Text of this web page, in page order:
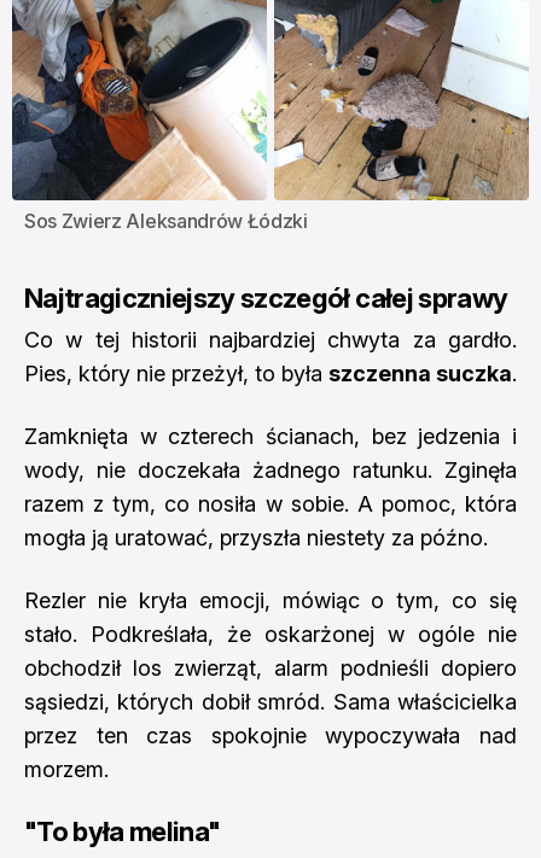
Sos Zwierz Aleksandrów Łódzki
Najtragiczniejszy szczegół całej sprawy
Co w tej historii najbardziej chwyta za gardło.
Pies, który nie przeżył, to była szczenna suczka.
Zamknięta w czterech ścianach, bez jedzenia i
wody, nie doczekała żadnego ratunku. Zginęła
razem z tym, co nosiła w sobie. A pomoc, która
mogła ją uratować, przyszła niestety za późno.
Rezler nie kryła emocji, mówiąc o tym, co się
stało. Podkreślała, że oskarżonej w ogóle nie
obchodził los zwierząt, alarm podnieśli dopiero
sąsiedzi, których dobił smród. Sama właścicielka
przez ten czas spokojnie wypoczywała nad
morzem.
"To była melina"